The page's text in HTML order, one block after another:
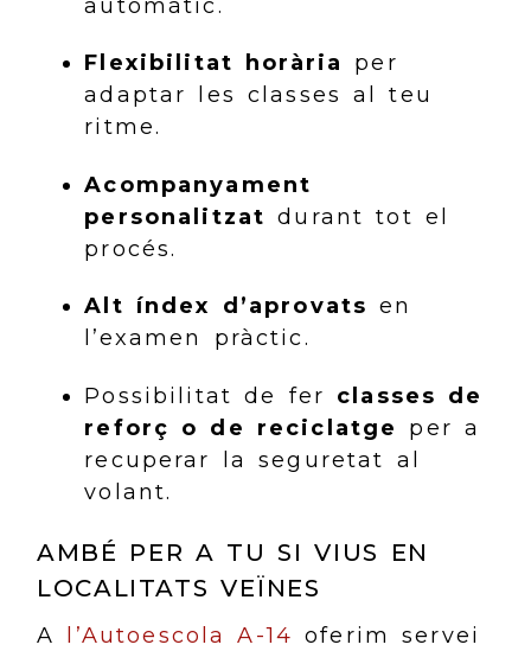
automàtic.
Flexibilitat horària
per
adaptar les classes al teu
ritme.
Acompanyament
personalitzat durant tot el
procés.
Alt índex d’aprovats en
l’examen pràctic.
Possibilitat de fer classes de
reforç o de reciclatge per a
recuperar la seguretat al
volant.
AMBÉ PER A TU SI VIUS EN
LOCALITATS VEÏNES
A l’Autoescola A-14 oferim servei